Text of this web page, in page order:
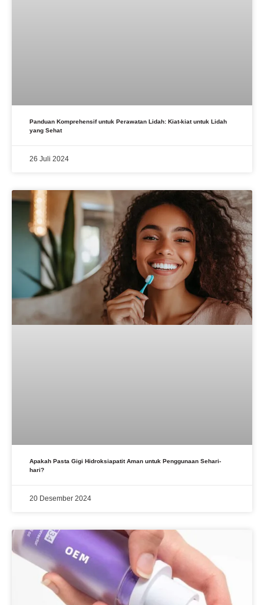
Panduan Komprehensif untuk Perawatan Lidah: Kiat-kiat untuk Lidah
yang Sehat
26 Juli 2024
Apakah Pasta Gigi Hidroksiapatit Aman untuk Penggunaan Sehari-
hari?
20 Desember 2024